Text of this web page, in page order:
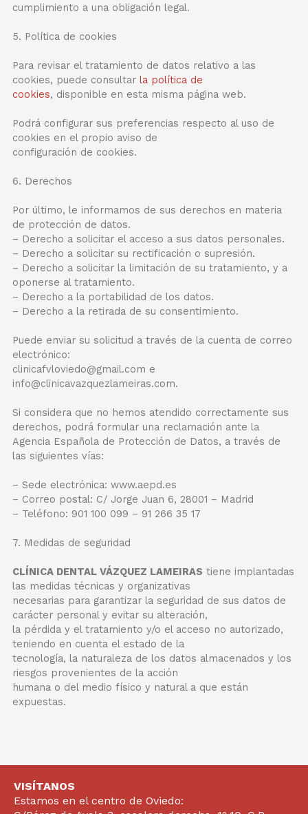
cumplimiento a una obligación legal.
5. Política de cookies
Para revisar el tratamiento de datos relativo a las
cookies, puede consultar la política de
cookies, disponible en esta misma página web.
Podrá configurar sus preferencias respecto al uso de
cookies en el propio aviso de
configuración de cookies.
6. Derechos
Por último, le informamos de sus derechos en materia
de protección de datos.
– Derecho a solicitar el acceso a sus datos personales.
– Derecho a solicitar su rectificación o supresión.
– Derecho a solicitar la limitación de su tratamiento, y a
oponerse al tratamiento.
– Derecho a la portabilidad de los datos.
– Derecho a la retirada de su consentimiento.
Puede enviar su solicitud a través de la cuenta de correo
electrónico:
clinicafvloviedo@gmail.com e
info@clinicavazquezlameiras.com.
Si considera que no hemos atendido correctamente sus
derechos, podrá formular una reclamación ante la
Agencia Española de Protección de Datos, a través de
las siguientes vías:
– Sede electrónica: www.aepd.es
– Correo postal: C/ Jorge Juan 6, 28001 – Madrid
– Teléfono: 901 100 099 – 91 266 35 17
7. Medidas de seguridad
CLÍNICA DENTAL VÁZQUEZ LAMEIRAS tiene implantadas
las medidas técnicas y organizativas
necesarias para garantizar la seguridad de sus datos de
carácter personal y evitar su alteración,
la pérdida y el tratamiento y/o el acceso no autorizado,
teniendo en cuenta el estado de la
tecnología, la naturaleza de los datos almacenados y los
riesgos provenientes de la acción
humana o del medio físico y natural a que están
expuestas.
VISÍTANOS
Estamos en el centro de Oviedo: